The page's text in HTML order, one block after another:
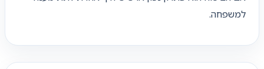
למשפחה.